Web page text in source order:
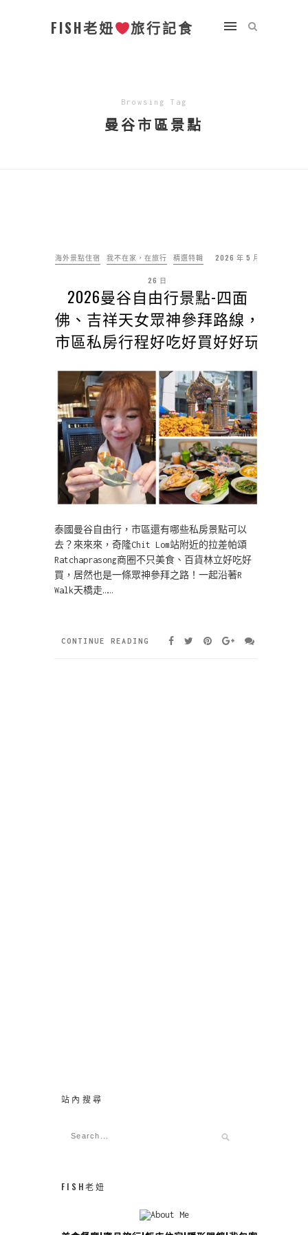
FISH老妞 旅行記食
Browsing Tag
曼谷市區景點
海外景點住宿 我不在家，在旅行 精選特輯 2026 年 5 月
26 日
2026曼谷自由行景點-四面
佛、吉祥天女眾神參拜路線，
市區私房行程好吃好買好好玩
泰國曼谷自由行，市區還有哪些私房景點可以
去？來來來，奇隆Chit Lom站附近的拉差帕頌
Ratchaprasong商圈不只美食、百貨林立好吃好
買，居然也是一條眾神參拜之路！一起沿著R
Walk天橋走……
CONTINUE READING
站內搜尋
FISH老妞